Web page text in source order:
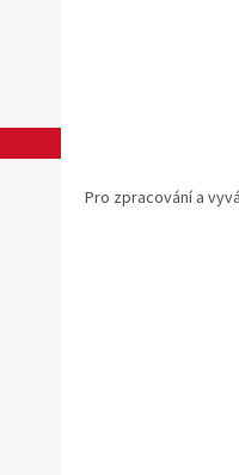
Pro zpracování a